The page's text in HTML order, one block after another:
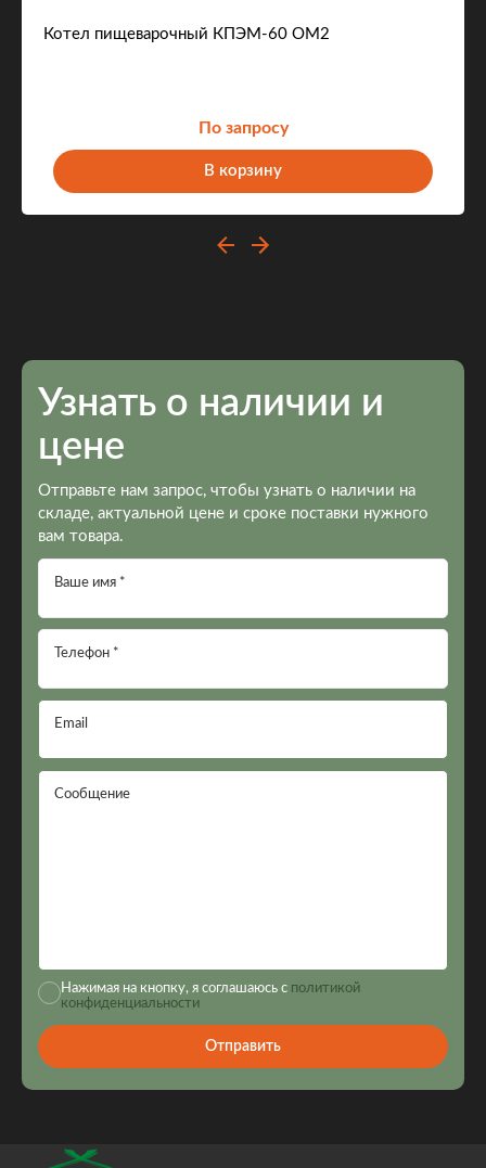
Котел пищеварочный КПЭМ-60 ОМ2
По запросу
В корзину
Узнать о наличии и
цене
Отправьте нам запрос, чтобы узнать о наличии на
складе, актуальной цене и сроке поставки нужного
вам товара.
Ваше имя *
Телефон *
Email
Сообщение
Нажимая на кнопку, я соглашаюсь с политикой
конфиденциальности
Отправить